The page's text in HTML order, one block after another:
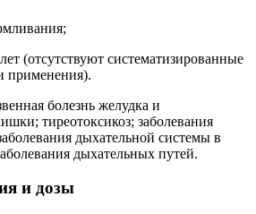
(отсутствуют систематизированные
применения).
болезнь желудка и
тиреотоксикоз; заболевания
дыхательной системы в
дыхательных путей.
и дозы